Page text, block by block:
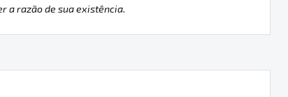
a razão de sua existência.